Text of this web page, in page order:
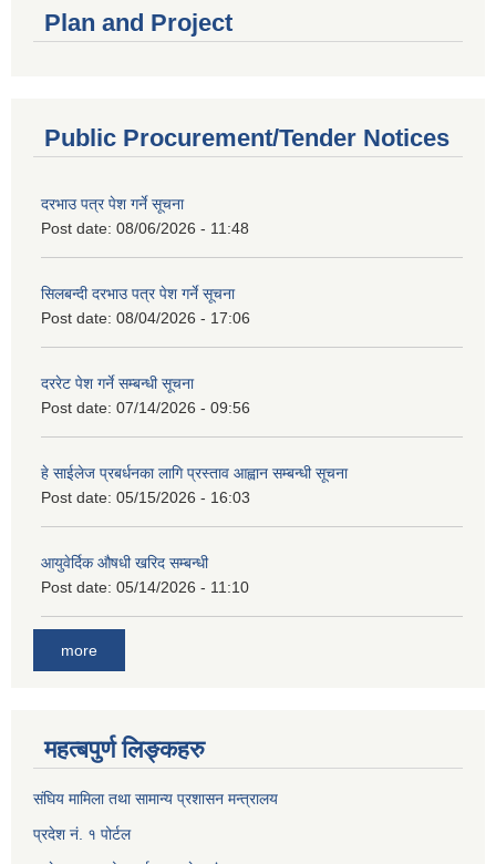
Plan and Project
Public Procurement/Tender Notices
दरभाउ पत्र पेश गर्ने सूचना
Post date: 08/06/2026 - 11:48
सिलबन्दी दरभाउ पत्र पेश गर्ने सूचना
Post date: 08/04/2026 - 17:06
दररेट पेश गर्ने सम्बन्धी सूचना
Post date: 07/14/2026 - 09:56
हे साईलेज प्रबर्धनका लागि प्रस्ताव आह्वान सम्बन्धी सूचना
Post date: 05/15/2026 - 16:03
आयुवेर्दिक औषधी खरिद सम्बन्धी
Post date: 05/14/2026 - 11:10
more
महत्बपुर्ण लिङ्कहरु
संघिय मामिला तथा सामान्य प्रशासन मन्त्रालय
प्रदेश नं. १ पोर्टल